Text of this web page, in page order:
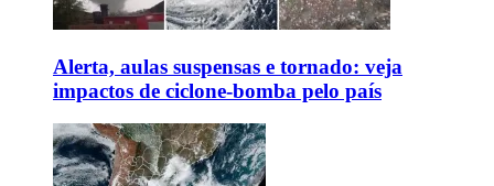
Alerta, aulas suspensas e tornado: veja
impactos de ciclone-bomba pelo país